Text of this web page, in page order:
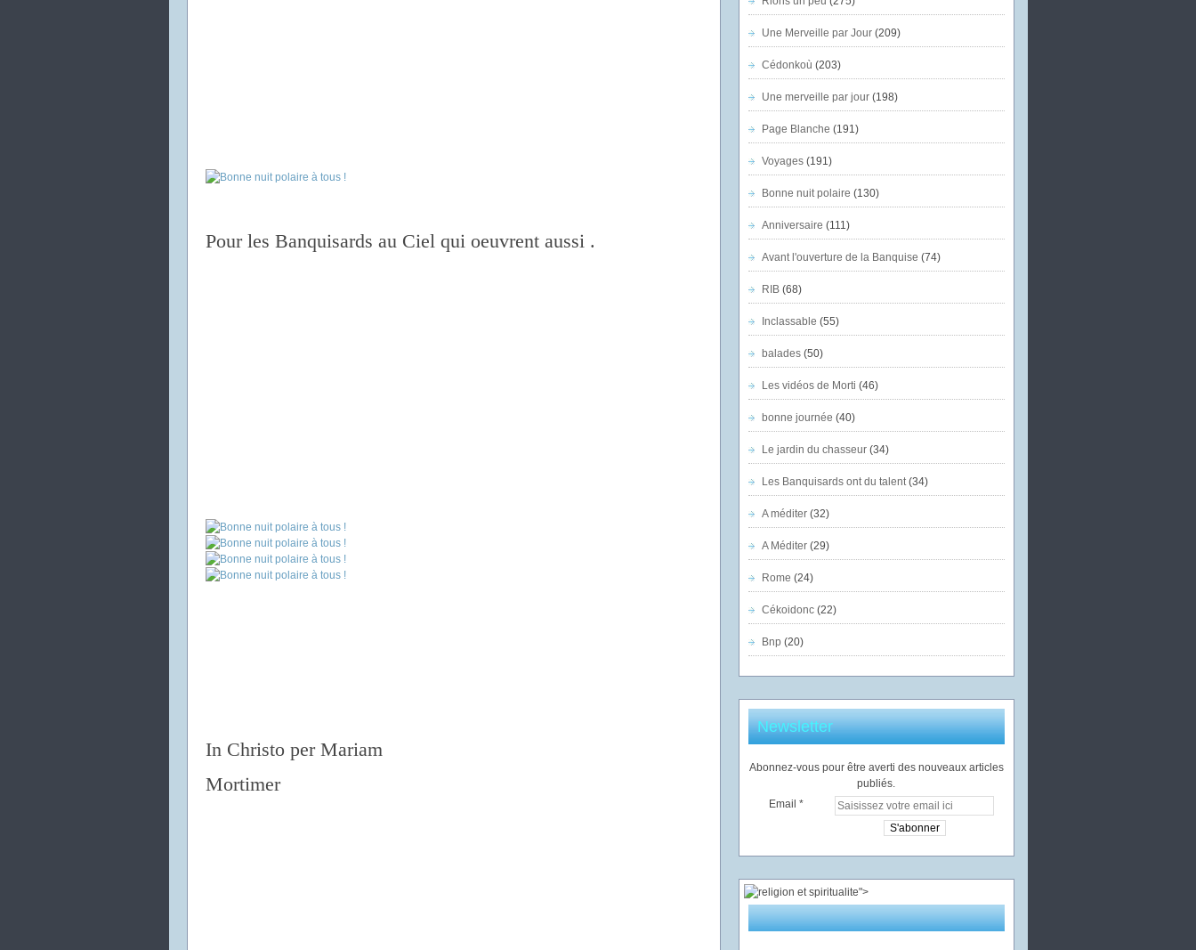
Pour les Banquisards au Ciel qui oeuvrent aussi .
In Christo per Mariam
Mortimer
Une Merveille par Jour(209)
Cédonkoù (203)
Une merveille par jour(198)
Page Blanche (191)
Voyages(191)
Bonne nuit polaire (130)
Anniversaire (111)
Avant l'ouverture de la Banquise (74)
RIB(68)
Inclassable (55)
balades(50)
Les vidéos de Morti (46)
bonne journée (40)
Le jardin du chasseur(34)
Les Banquisards ont du talent(34)
A méditer(32)
A Méditer(29)
Rome (24)
Cékoidonc(22)
Bnp (20)
Newsletter
Abonnez-vous pour être averti des nouveaux articles
publiés.
Email
">